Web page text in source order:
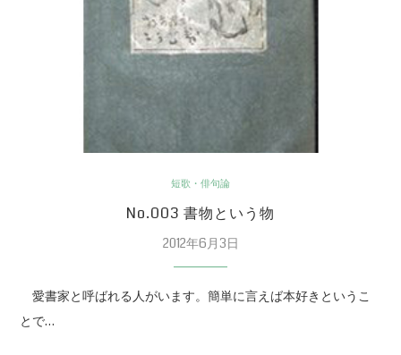
短歌・俳句論
No.003 書物という物
2012年6月3日
愛書家と呼ばれる人がいます。簡単に言えば本好きというこ
とで…